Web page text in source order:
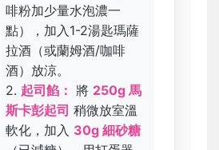
啡粉加少量水泡濃一
點），加入1-2湯匙瑪薩
拉酒（或蘭姆酒/咖啡
酒）放涼。
2. 起司餡： 將 250g 馬
斯卡彭起司 稍微放室溫
軟化，加入 30g 細砂糖